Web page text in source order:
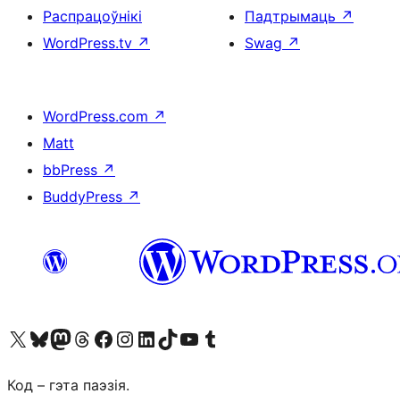
Распрацоўнікі
WordPress.tv ↗
Падтрымаць ↗
Swag ↗
WordPress.com ↗
Matt
bbPress ↗
BuddyPress ↗
Наведайце наш акаўнт у X (былы Twitter)
Visit our Bluesky account
Visit our Mastodon account
Visit our Threads account
Наведаеце нашу старонку на Facebook
Наведайце наш Instagram
Наведайце нашу старонку ў LinkedIn
Visit our TikTok account
Наведайце наш YouTube каналVisit our Tumblr account
Код – гэта паэзія.